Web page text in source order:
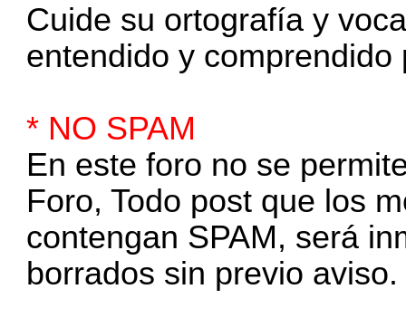
Cuide su ortografía y
entendido y comprendido
* NO SPAM
En este foro no se
Foro, Todo post que los
contengan SPAM, será
borrados sin previo aviso.